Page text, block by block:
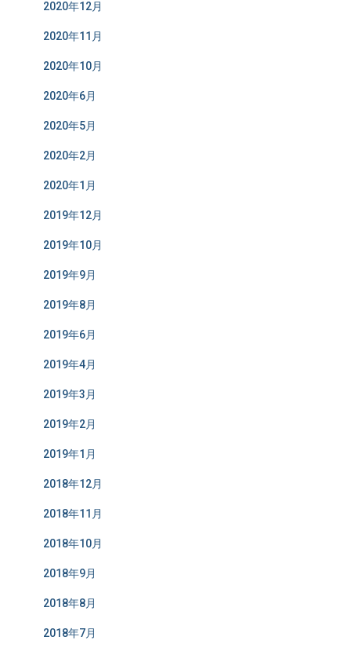
2020年12月
2020年11月
2020年10月
2020年6月
2020年5月
2020年2月
2020年1月
2019年12月
2019年10月
2019年9月
2019年8月
2019年6月
2019年4月
2019年3月
2019年2月
2019年1月
2018年12月
2018年11月
2018年10月
2018年9月
2018年8月
2018年7月